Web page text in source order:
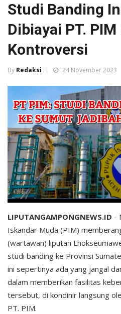
Studi Banding
Dibiayai PT.
Kontroversi
By Redaksi 24 November 2023
LIPUTANGAMPONGNEWS.ID -
Iskandar Muda (PIM)
(wartawan) liputan
studi banding ke Provinsi
ini sepertinya ada yang jangal
dalam memberikan fasilitas
tersebut, di kondinir langsung
PT. PIM.